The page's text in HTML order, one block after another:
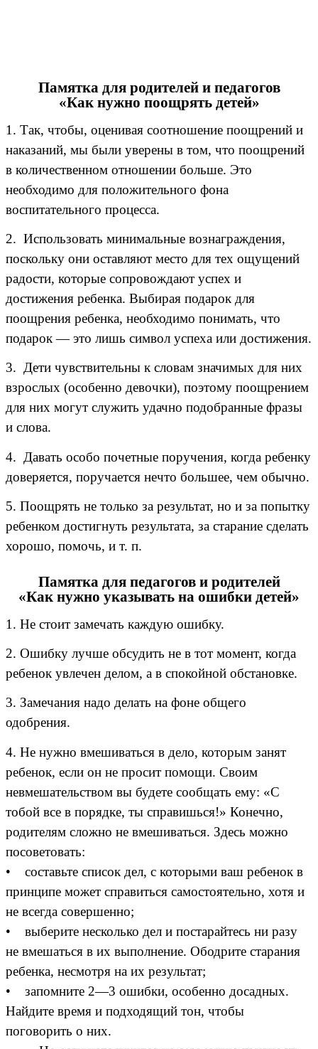
Памятка для родителей и педагогов
«Как нужно поощрять детей»
1. Так, чтобы, оценивая соотношение поощрений и
наказаний, мы были уверены в том, что поощрений
в количественном отношении больше. Это
необходимо для положительного фона
воспитательного процесса.
2. Использовать минимальные вознаграждения,
поскольку они оставляют место для тех ощущений
радости, которые сопровождают успех и
достижения ребенка. Выбирая подарок для
поощрения ребенка, необходимо понимать, что
подарок — это лишь символ успеха или достижения.
3. Дети чувствительны к словам значимых для них
взрослых (особенно девочки), поэтому поощрением
для них могут служить удачно подобранные фразы
и слова.
4. Давать особо почетные поручения, когда ребенку
доверяется, поручается нечто большее, чем обычно.
5. Поощрять не только за результат, но и за попытку
ребенком достигнуть результата, за старание сделать
хорошо, помочь, и т. п.
Памятка для педагогов и родителей
«Как нужно указывать на ошибки детей»
1. Не стоит замечать каждую ошибку.
2. Ошибку лучше обсудить не в тот момент, когда
ребенок увлечен делом, а в спокойной обстановке.
3. Замечания надо делать на фоне общего
одобрения.
4. Не нужно вмешиваться в дело, которым занят
ребенок, если он не просит помощи. Своим
невмешательством вы будете сообщать ему: «С
тобой все в порядке, ты справишься!» Конечно,
родителям сложно не вмешиваться. Здесь можно
посоветовать:
• составьте список дел, с которыми ваш ребенок в
принципе может справиться самостоятельно, хотя и
не всегда совершенно;
• выберите несколько дел и постарайтесь ни разу
не вмешаться в их выполнение. Ободрите старания
ребенка, несмотря на их результат;
• запомните 2—3 ошибки, особенно досадных.
Найдите время и подходящий тон, чтобы
поговорить о них.